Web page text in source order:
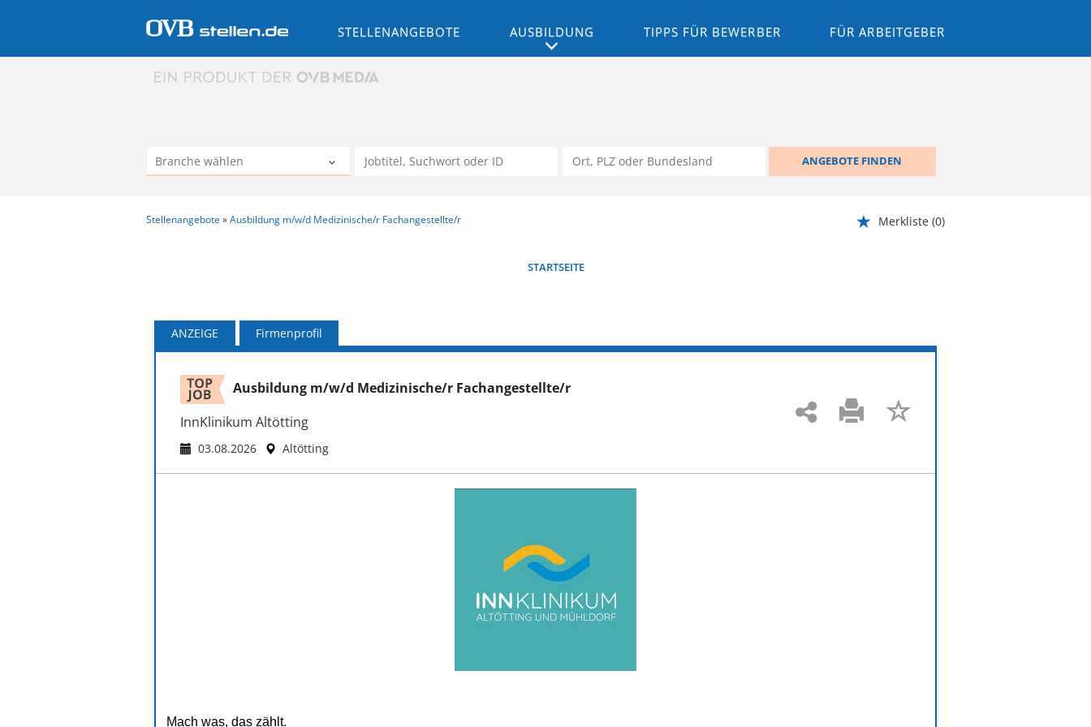
STELLENANGEBOTE AUSBILDUNG TIPPS FÜR BEWERBER FÜR ARBEITGEBER
ANGEBOTE FINDEN
Stellenangebote Ausbildung m/w/d Medizinische/r Fachangestellte/r Merkliste (0)
STARTSEITE
ANZEIGE Firmenprofil
Ausbildung m/w/d Medizinische/r Fachangestellte/r
InnKlinikum Altötting
03.08.2026 Altötting